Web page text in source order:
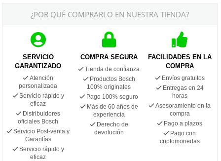
¿POR QUÉ COMPRARLO EN NUESTRA TIENDA?
SERVICIO
GARANTIZADO
Atención
personalizada
Servicio rápido y
eficaz
Distribuidores
oficiales Bosch
Servicio Post-venta y
Garantías
Servicio rápido y
eficaz
COMPRA SEGURA
Tienda de confianza
Productos Bosch
100% originales
Pago 100% seguro
Más de 60 años de
experiencia
Derecho de
devolución
FACILIDADES EN LA
COMPRA
Envíos gratuitos
Entregas en 24
horas
Asesoramiento en la
compra
Pago a plazos
Pago con
criptomonedas